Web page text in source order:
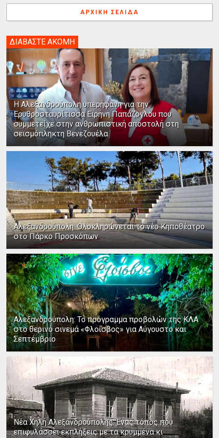
ΑΡΧΙΚΉ ΣΕΛΊΔΑ
ΔΙΑΒΑΣΤΕ ΑΚΟΜΗ
Η Αλεξανδρούπολη υπερήφανη για την
Ερυθροσταυρίτισσα Ειρήνη Παπάζογλου που
συμμετείχε στην ανθρωπιστική αποστολή στη
σεισμόπληκτη Βενεζουέλα
Αλεξανδρούπολη: Ολοκληρώνεται το νέο Κηποθέατρο
στο Πάρκο Προσκόπων
Αλεξανδρούπολη: Το πρόγραμμα προβολών της ΚΛΑ
στο θερινό σινεμά «Φλοίσβος» για Αύγουστο και
Σεπτέμβριο
Νέα Χηλή Αλεξανδρούπολης: Ένας τόπος που
επιφυλάσσει εκπλήξεις με τα κρυμμένα κι